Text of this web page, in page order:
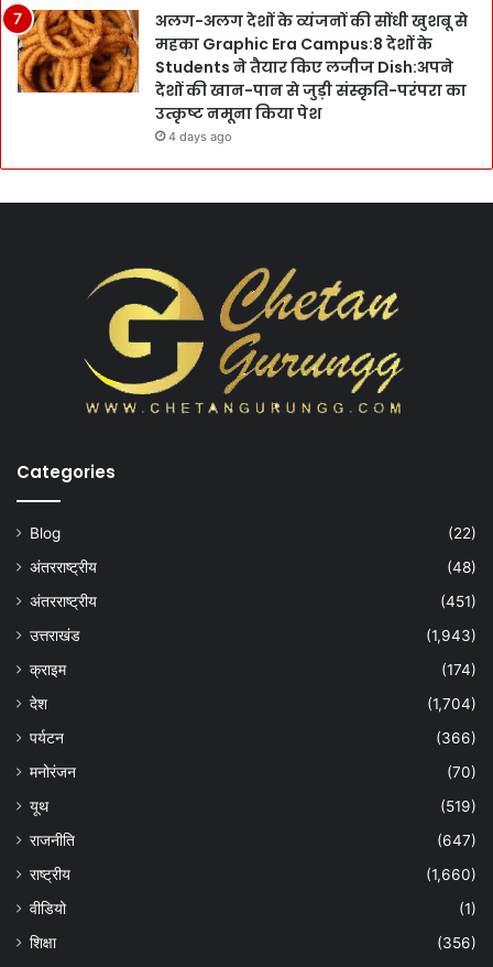
अलग-अलग देशों के व्यंजनों की सोंधी खुशबू से
महका Graphic Era Campus:8 देशों के
Students ने तैयार किए लजीज Dish:अपने
देशों की खान-पान से जुड़ी संस्कृति-परंपरा का
उत्कृष्ट नमूना किया पेश
4 days ago
Categories
Blog
(22)
अंतरराष्ट्रीय
(48)
अंतरराष्ट्रीय
(451)
उत्तराखंड
(1,943)
क्राइम
(174)
देश
(1,704)
पर्यटन
(366)
मनोरंजन
(70)
यूथ
(519)
राजनीति
(647)
राष्ट्रीय
(1,660)
वीडियो
(1)
शिक्षा
(356)